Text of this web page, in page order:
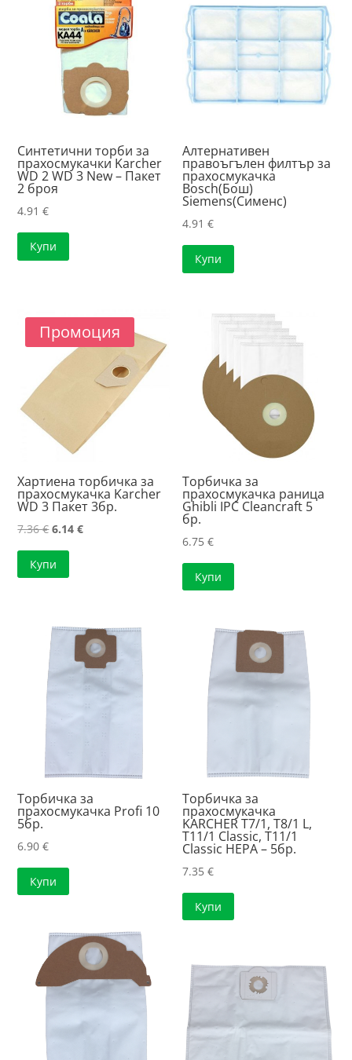
Синтетични торби за
прахосмукачки Karcher
WD 2 WD 3 New – Пакет
2 броя
4.91€
Купи
Алтернативен
правоъгълен филтър за
прахосмукачка
Bosch(Бош)
Siemens(Сименс)
4.91€
Купи
Промоция
Хартиена торбичка за
прахосмукачка Karcher
WD 3 Пакет 3бр.
7.36€Original
price
was:
6.14€Текущата
Купи
Торбичка за
прахосмукачка раница
Ghibli IPC Cleancraft 5
бр.
6.75€
Купи
Торбичка за
прахосмукачка Profi 10
5бр.
6.90€
Купи
Торбичка за
прахосмукачка
KARCHER T7/1, T8/1 L,
Т11/1 Classic, Т11/1
Classic HEPA – 5бр.
7.35€
Купи